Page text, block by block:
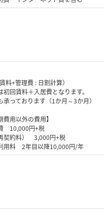
料+管理費 : 日割計算）
初回賃料＋入居費となります。
承っております（1か月～3か月）
費用以外の費用】
10,000円+税
契約料） 3,000円+税
用料 2年目以降10,000円/年